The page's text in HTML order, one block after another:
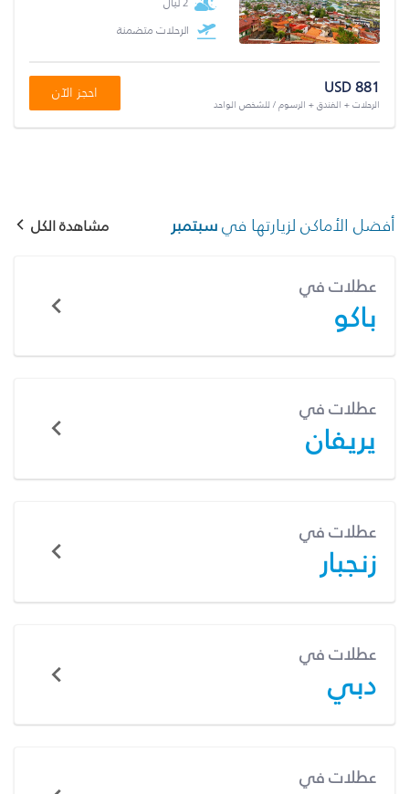
الرحلات متضمنة
USD 881
الرحلات + الفندق + الرسوم / للشخص الواحد
احجز الآن
أفضل الأماكن لزيارتها فيسبتمبر مشاهدة الكل
عطلات في
باكو
عطلات في
يريفان
عطلات في
زنجبار
عطلات في
دبي
عطلات في